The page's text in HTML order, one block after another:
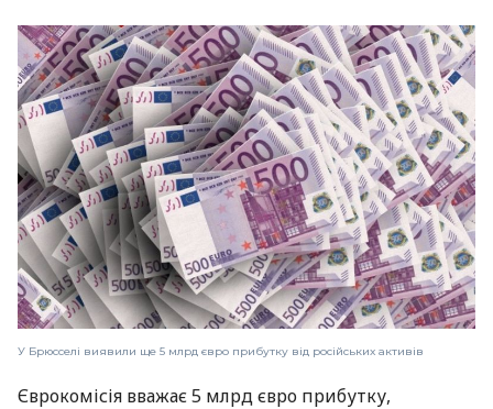
У Брюсселі виявили ще 5 млрд євро прибутку від російських активів
Єврокомісія вважає 5 млрд євро прибутку,